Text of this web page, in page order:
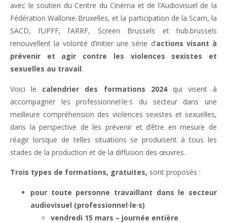
avec le soutien du Centre du Cinéma et de l’Audiovisuel de la
Fédération Wallonie-Bruxelles, et la participation de la Scam, la
SACD, l’UPFF, l’ARRF, Screen Brussels et hub.brussels
renouvellent la volonté d’initier une série d’actions visant à
prévenir et agir contre les violences sexistes et
sexuelles au travail.
Voici le calendrier des formations 2024qui visent à
accompagner les professionnel·le·s du secteur dans une
meilleure compréhension des violences sexistes et sexuelles,
dans la perspective de les prévenir et d’être en mesure de
réagir lorsque de telles situations se produisent à tous les
stades de la production et de la diffusion des œuvres.
Trois types de formations, gratuites, sont proposés :
pour toute personne travaillant dans le secteur
audiovisuel (professionnel·le·s)
vendredi 15 mars – journée entière